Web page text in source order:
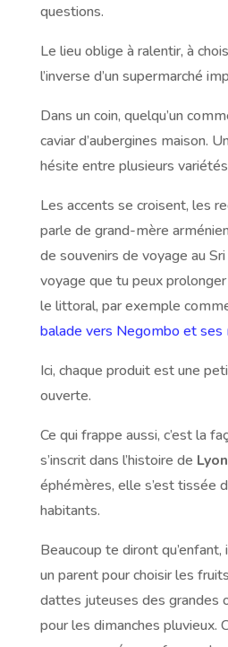
questions.
Le lieu oblige à ralentir, à
l’inverse d’un supermarché
Dans un coin, quelqu’un
caviar d’aubergines maison.
hésite entre plusieurs
Les accents se croisent, les
parle de grand-mère
de souvenirs de voyage au
voyage que tu peux
le littoral, par exemple
balade vers Negombo et ses
Ici, chaque produit est une
ouverte.
Ce qui frappe aussi, c’est la
s’inscrit dans l’histoire de Lyon
éphémères, elle s’est tissée
habitants.
Beaucoup te diront
un parent pour choisir les
dattes juteuses des grandes
pour les dimanches pluvieux.